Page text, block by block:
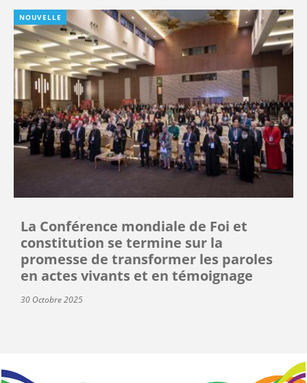
NOUVELLE
La Conférence mondiale de Foi et
constitution se termine sur la
promesse de transformer les paroles
en actes vivants et en témoignage
30 Octobre 2025